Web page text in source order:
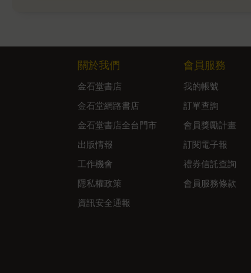
關於我們
金石堂書店
金石堂網路書店
金石堂書店全台門市
出版情報
工作機會
隱私權政策
資訊安全通報
會員服務
我的帳號
訂單查詢
會員獎勵計畫
訂閱電子報
禮券信託查詢
會員服務條款